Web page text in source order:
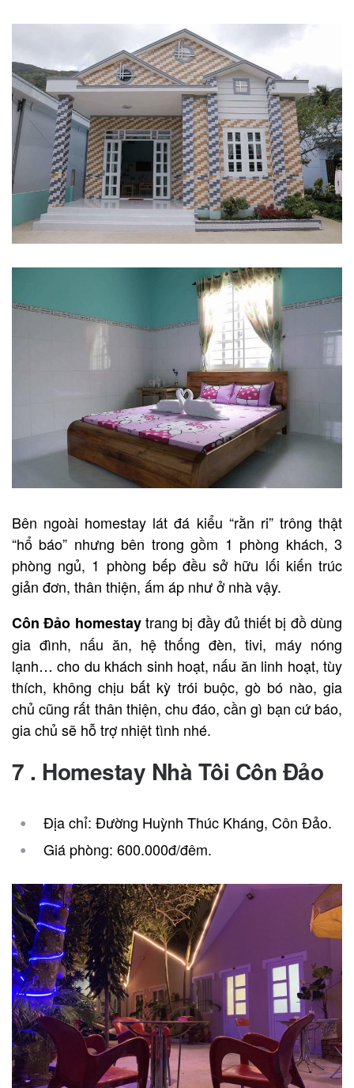
Bên ngoài homestay lát đá kiểu “rằn ri” trông thật
“hổ báo” nhưng bên trong gồm 1 phòng khách, 3
phòng ngủ, 1 phòng bếp đều sở hữu lối kiến trúc
giản đơn, thân thiện, ấm áp như ở nhà vậy.
Côn Đảo homestaytrang bị đầy đủ thiết bị đồ dùng
gia đình, nấu ăn, hệ thống đèn, tivi, máy nóng
lạnh… cho du khách sinh hoạt, nấu ăn linh hoạt, tùy
thích, không chịu bất kỳ trói buộc, gò bó nào, gia
chủ cũng rất thân thiện, chu đáo, cần gì bạn cứ báo,
gia chủ sẽ hỗ trợ nhiệt tình nhé.
7 . Homestay Nhà Tôi Côn Đảo
Địa chỉ: Đường Huỳnh Thúc Kháng, Côn Đảo.
Giá phòng: 600.000đ/đêm.